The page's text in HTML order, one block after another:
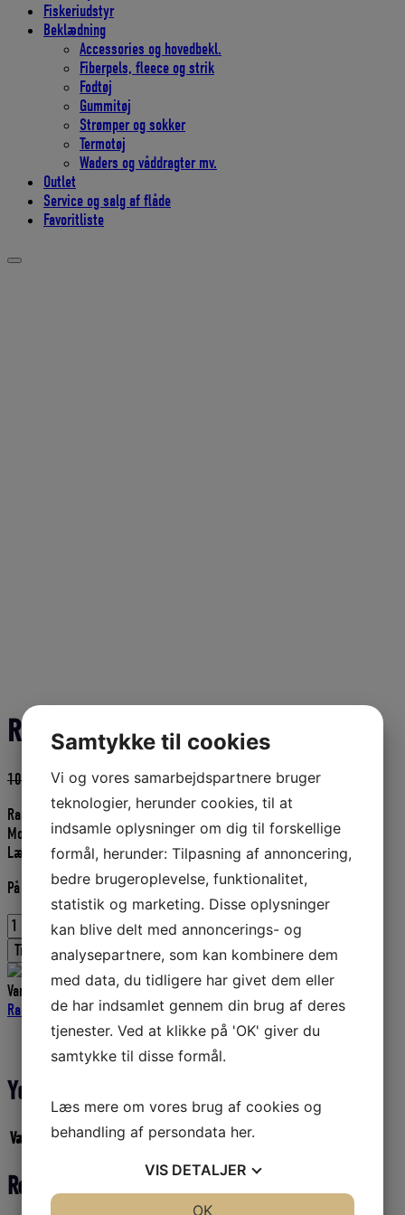
Fiskeriudstyr
Beklædning
Accessories og hovedbekl.
Fiberpels, fleece og strik
Fodtøj
Gummitøj
Strømper og sokker
Termotøj
Waders og våddragter mv.
Outlet
Service og salg af flåde
Favoritliste
Raadvad torskekniv nr. 1506
102,00 DKKDen
oprindelige
var:
102,00 DKK.
91,80DKKDen
aktuelle
er:
91,80 DKK.
Raadvad torskekniv med træskaft.
Model 1506
Længde: 225 mm
På fjernlager
Raadvad
torskekniv
nr.
1506
antal
Tilføj til kurv
Varenummer (SKU):D905703Kategorier: Knive, Knive og tilbehør
Raadvad,Fiskeriudstyr
Yderligere information
Yderligere information
Vægt 0,5 kg
Relaterede varer
Samtykke til cookies
Vi og vores samarbejdspartnere bruger
teknologier, herunder cookies, til at
indsamle oplysninger om dig til forskellige
formål, herunder: Tilpasning af annoncering,
bedre brugeroplevelse, funktionalitet,
statistik og marketing. Disse oplysninger
kan blive delt med annoncerings- og
analysepartnere, som kan kombinere dem
med data, du tidligere har givet dem eller
de har indsamlet gennem din brug af deres
tjenester. Ved at klikke på 'OK' giver du
samtykke til disse formål.
Læs mere om vores brug af cookies og
behandling af persondata her.
VIS DETALJER
OK